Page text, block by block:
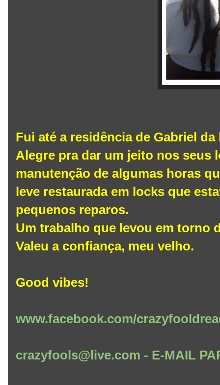
Fui até a residência de Gabriel
Alegre pra dar um jeito nos seus
manutenção de algumas horas
leve restaurada em locks que
pequenos reparos.
Um trabalho que levou em torno
Valeu a confiança, meu velho.
Good vibes!
www.facebook.com/
crazyfools@live.com - E-MAIL